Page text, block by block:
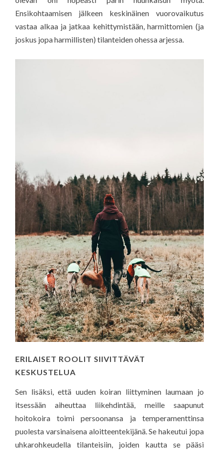
Ensikohtaamisen jälkeen keskinäinen vuorovaikutus
vastaa alkaa ja jatkaa kehittymistään, harmittomien (ja
joskus jopa harmillisten) tilanteiden ohessa arjessa.
ERILAISET ROOLIT SIIVITTÄVÄT
KESKUSTELUA
Sen lisäksi, että uuden koiran liittyminen laumaan jo
itsessään aiheuttaa liikehdintää, meille saapunut
hoitokoira toimi persoonansa ja temperamenttinsa
puolesta varsinaisena aloitteentekijänä. Se hakeutui jopa
uhkarohkeudella tilanteisiin, joiden kautta se pääsi